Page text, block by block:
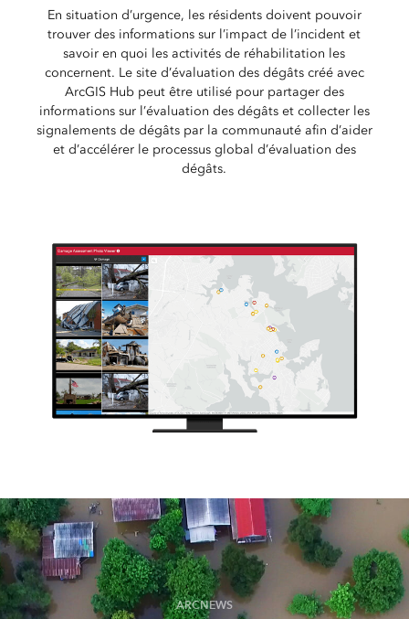
En situation d’urgence, les résidents doivent pouvoir
trouver des informations sur l’impact de l’incident et
savoir en quoi les activités de réhabilitation les
concernent. Le site d’évaluation des dégâts créé avec
ArcGIS Hub peut être utilisé pour partager des
informations sur l’évaluation des dégâts et collecter les
signalements de dégâts par la communauté afin d’aider
et d’accélérer le processus global d’évaluation des
dégâts.
ARCNEWS